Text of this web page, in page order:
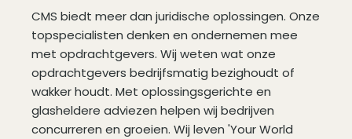
CMS biedt meer dan juridische oplossingen. Onze
topspecialisten denken en ondernemen mee
met opdrachtgevers. Wij weten wat onze
opdrachtgevers bedrijfsmatig bezighoudt of
wakker houdt. Met oplossingsgerichte en
glasheldere adviezen helpen wij bedrijven
concurreren en groeien. Wij leven 'Your World